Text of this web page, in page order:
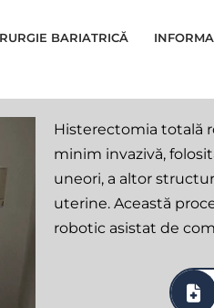
BARIATRICĂ
Histerectomia totală
minim invazivă,
uneori, a altor
uterine. Această
robotic asistat de